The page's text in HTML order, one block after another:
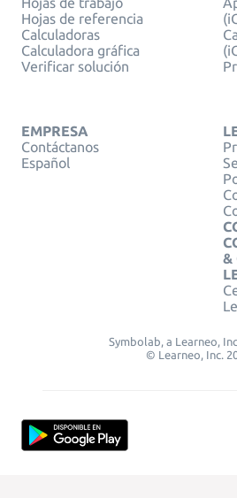
Hojas de referencia
Calculadoras
Calculadora gráfica
Verificar solución
EMPRESA
Contáctanos
Español
&
Symbolab, a Learneo,
© Learneo, Inc.